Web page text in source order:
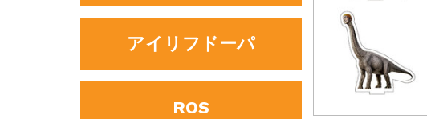
アイリフドーパ
ROS